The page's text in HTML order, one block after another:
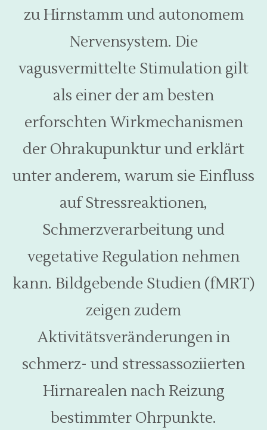
zu Hirnstamm und autonomem
Nervensystem. Die
vagusvermittelte Stimulation gilt
als einer der am besten
erforschten Wirkmechanismen
der Ohrakupunktur und erklärt
unter anderem, warum sie Einfluss
auf Stressreaktionen,
Schmerzverarbeitung und
vegetative Regulation nehmen
kann. Bildgebende Studien (fMRT)
zeigen zudem
Aktivitätsveränderungen in
schmerz- und stressassoziierten
Hirnarealen nach Reizung
bestimmter Ohrpunkte.